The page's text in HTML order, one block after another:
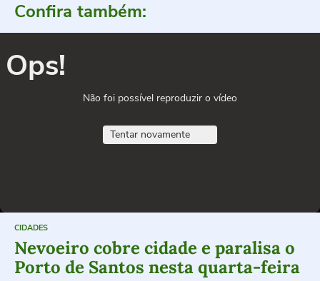
Confira também:
Ops!
Não foi possível reproduzir o vídeo
Tentar novamente
CIDADES
Nevoeiro cobre cidade e paralisa o
Porto de Santos nesta quarta-feira